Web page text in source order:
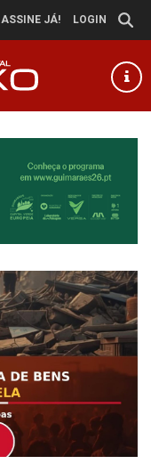
ASSINE JÁ! LOGIN